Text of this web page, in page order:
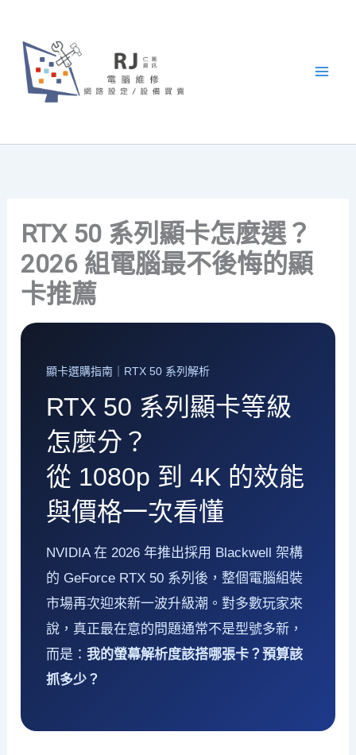
RTX 50 系列顯卡怎麼選？
2026 組電腦最不後悔的顯
卡推薦
顯卡選購指南｜RTX 50 系列解析
RTX 50 系列顯卡等級
怎麼分？
從 1080p 到 4K 的效能
與價格一次看懂
NVIDIA 在 2026 年推出採用 Blackwell 架構
的 GeForce RTX 50 系列後，整個電腦組裝
市場再次迎來新一波升級潮。對多數玩家來
說，真正最在意的問題通常不是型號多新，
而是：我的螢幕解析度該搭哪張卡？預算該
抓多少？